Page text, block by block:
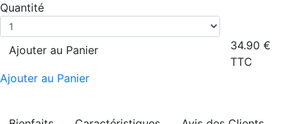
Quantité
Ajouter au Panier
Ajouter au Panier
34.90 €
TTC